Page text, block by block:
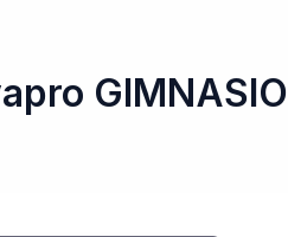
GIMNASIO